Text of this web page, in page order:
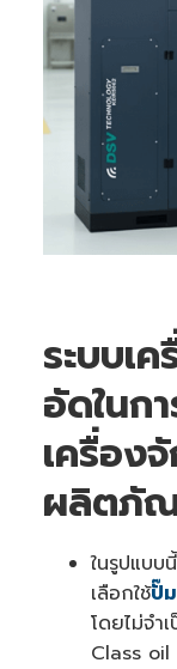
ระบบเ
อัดในก
เครื่อง
ผลิตภั
ในรูปแบบ
เลือกใช้ปั๊
โดยไม่จำ
Class